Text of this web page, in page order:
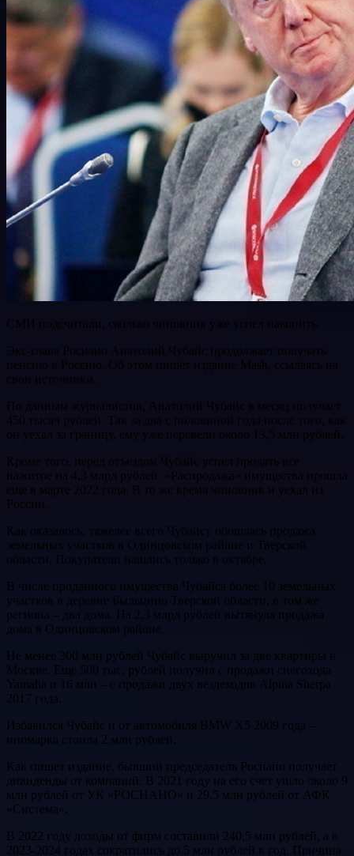
СМИ подсчитали, сколько чиновник уже успел накопить.
Экс-глава Роснано Анатолий Чубайс продолжает получать
пенсию в Россию. Об этом пишет издание Mash, ссылаясь на
свои источники.
По данным журналистов, Анатолий Чубайс в месяц получает
450 тысяч рублей. Так за два с половиной года после того, как
он уехал за границу, ему уже перевели около 13,5 млн рублей.
Кроме того, перед отъездом Чубайс успел продать все
нажитое на 4,3 млрд рублей. «Распродажа» имущества прошла
еще в марте 2022 года. В то же время чиновник и уехал из
России.
Как оказалось, тяжелее всего Чубайсу обошлась продажа
земельных участков в Одинцовском районе и Тверской
области. Покупатели нашлись только в октябре.
В числе проданного имущества Чубайса более 10 земельных
участков в деревне Быльцино Тверской области, в том же
региона – два дома. На 2,3 млрд рублей вытянула продажа
дома в Одинцовском районе.
Не менее 300 млн рублей Чубайс выручил за две квартиры в
Москве. Еще 500 тыс. рублей получил с продажи снегохода
Yamaha и 16 млн – с продажи двух вездеходов Alpina Sherpa
2017 года.
Избавился Чубайс и от автомобиля BMW Х5 2009 года –
иномарка стоила 2 млн рублей.
Как пишет издание, бывший председатель Роснано получает
дивиденды от компаний. В 2021 году на его счет ушло около 9
млн рублей от УК «РОСНАНО» и 29,5 млн рублей от АФК
«Система».
В 2022 году доходы от фирм составили 240,5 млн рублей, а в
2023-2024 годах сократились до 5 млн рублей в год. Причина